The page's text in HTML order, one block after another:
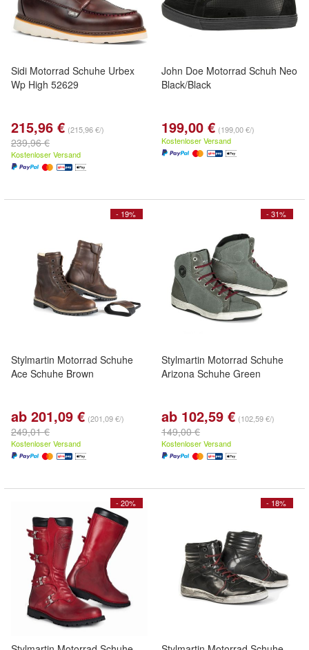
Sidi Motorrad Schuhe Urbex
Wp High 52629
215,96 € (215,96 €/)
239,96 €
Kostenloser Versand
John Doe Motorrad Schuh Neo
Black/Black
199,00 € (199,00 €/)
Kostenloser Versand
- 19%
Stylmartin Motorrad Schuhe
Ace Schuhe Brown
ab 201,09 € (201,09 €/)
249,01 €
Kostenloser Versand
- 31%
Stylmartin Motorrad Schuhe
Arizona Schuhe Green
ab 102,59 € (102,59 €/)
149,00 €
Kostenloser Versand
- 20% - 18%